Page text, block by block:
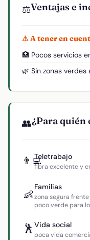
⚖️Ventajas e
⚠ A tener en
🏥 Pocos servicios
🌿 Sin zonas verdes
👥¿Para quién
👨‍💻Teletrabajo
fibra excelente y
👶
Familias
zona segura
poco verde para
🕺 Vida social
poca vida